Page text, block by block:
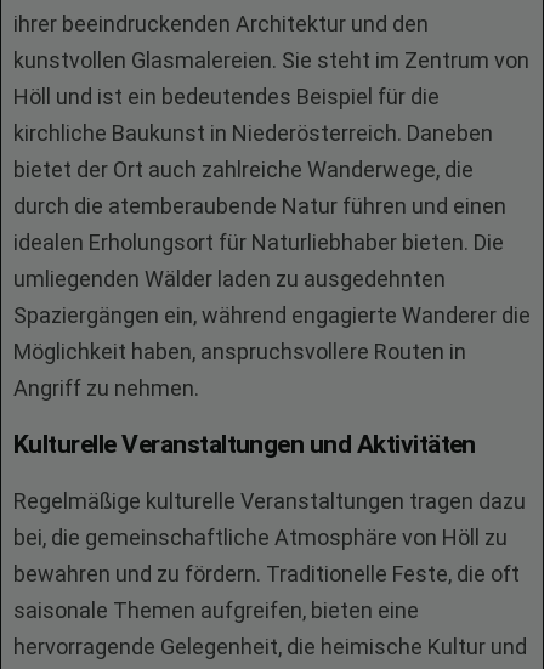
ihrer beeindruckenden Architektur und den
kunstvollen Glasmalereien. Sie steht im Zentrum von
Höll und ist ein bedeutendes Beispiel für die
kirchliche Baukunst in Niederösterreich. Daneben
bietet der Ort auch zahlreiche Wanderwege, die
durch die atemberaubende Natur führen und einen
idealen Erholungsort für Naturliebhaber bieten. Die
umliegenden Wälder laden zu ausgedehnten
Spaziergängen ein, während engagierte Wanderer die
Möglichkeit haben, anspruchsvollere Routen in
Angriff zu nehmen.
Kulturelle Veranstaltungen und Aktivitäten
Regelmäßige kulturelle Veranstaltungen tragen dazu
bei, die gemeinschaftliche Atmosphäre von Höll zu
bewahren und zu fördern. Traditionelle Feste, die oft
saisonale Themen aufgreifen, bieten eine
hervorragende Gelegenheit, die heimische Kultur und